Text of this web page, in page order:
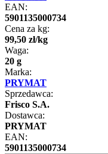
EAN:
5901135000734
Cena za kg:
99,50 zł/kg
Waga:
20 g
Marka:
PRYMAT
Sprzedawca:
Frisco S.A.
Dostawca:
PRYMAT
EAN:
5901135000734